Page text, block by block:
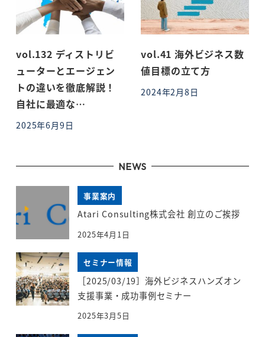
vol.132 ディストリビ
ューターとエージェン
トの違いを徹底解説！
自社に最適な…
投稿日
2025年6月9日
vol.41 海外ビジネス数
値目標の立て方
投稿日
2024年2月8日
NEWS
事業案内
Atari Consulting株式会社 創立のご挨拶
2025年4月1日
セミナー情報
［2025/03/19］海外ビジネスハンズオン
支援事業・成功事例セミナー
2025年3月5日